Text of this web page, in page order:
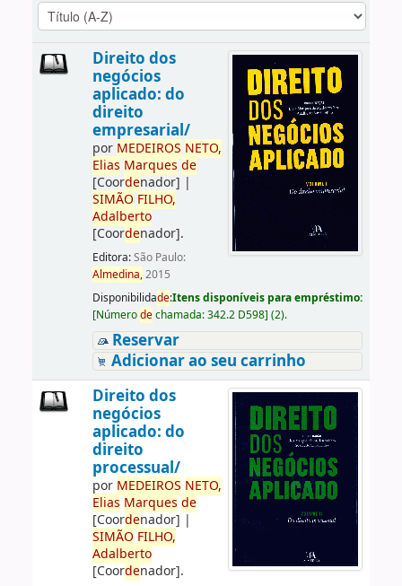
Direito dos
negócios
aplicado: do
direito
empresarial/
por MEDEIROS NETO,
Elias Marques de
[Coordenador] |
SIMÃO FILHO,
Adalberto
[Coordenador].
Editora:São Paulo:
Almedina,2015
Disponibilidade:Itens disponíveis para empréstimo:
[Númerodechamada:342.2 D598] (2).
Reservar
Adicionar ao seu carrinho
Direito dos
negócios
aplicado: do
direito
processual/
por MEDEIROS NETO,
Elias Marques de
[Coordenador] |
SIMÃO FILHO,
Adalberto
[Coordenador].